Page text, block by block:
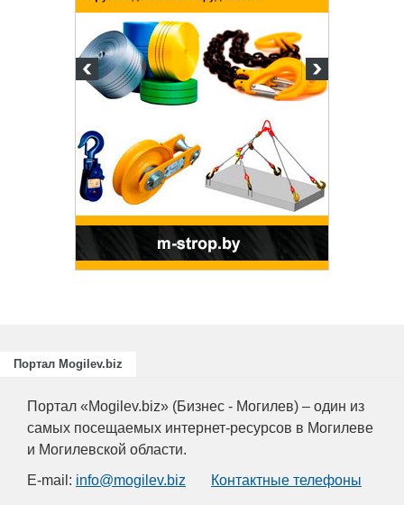
Портал Mogilev.biz
Портал «Mogilev.biz» (Бизнес - Могилев) – один из
самых посещаемых интернет-ресурсов в Могилеве
и Могилевской области.
E-mail: info@mogilev.biz Контактные телефоны